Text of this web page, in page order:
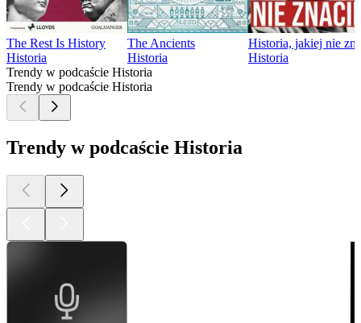
The Rest Is History
Historia
The Ancients
Historia
Historia, jakiej nie
Historia
Trendy w podcaście Historia
Trendy w podcaście Historia
Trendy w podcaście Historia